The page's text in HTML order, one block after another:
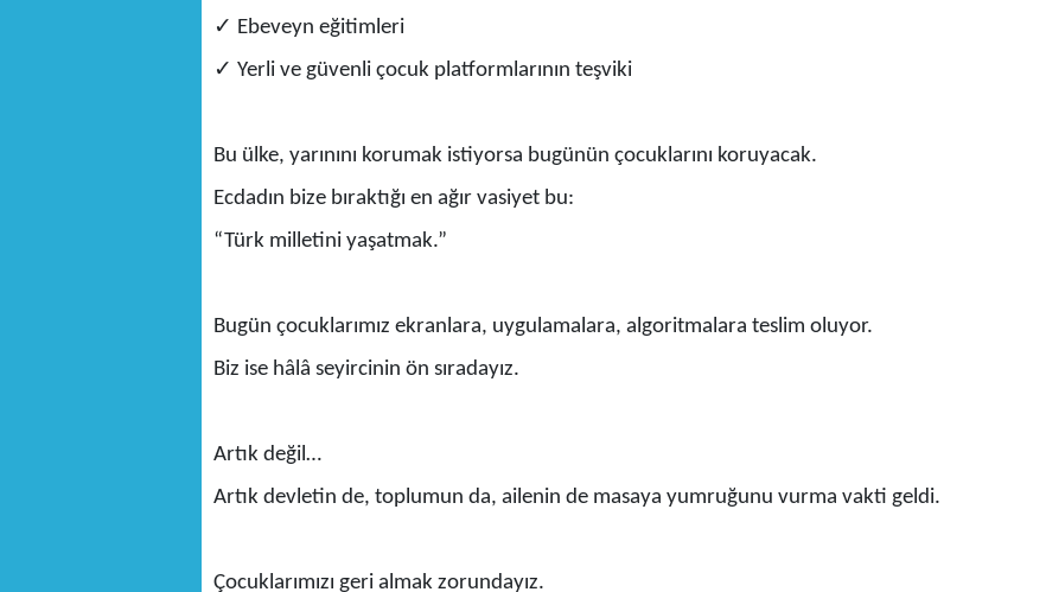
✓ Ebeveyn eğitimleri
✓ Yerli ve güvenli çocuk platformlarının teşviki
Bu ülke, yarınını korumak istiyorsa bugünün çocuklarını koruyacak.
Ecdadın bize bıraktığı en ağır vasiyet bu:
“Türk milletini yaşatmak.”
Bugün çocuklarımız ekranlara, uygulamalara, algoritmalara teslim oluyor.
Biz ise hâlâ seyircinin ön sıradayız.
Artık değil…
Artık devletin de, toplumun da, ailenin de masaya yumruğunu vurma vakti geldi.
Çocuklarımızı geri almak zorundayız.